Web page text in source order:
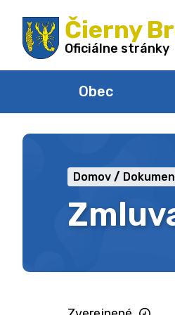
na
obsah
Čierny
Oficiálne stránky
Obec
Domov